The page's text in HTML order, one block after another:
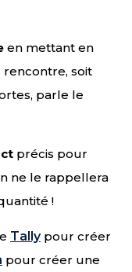
en mettant en
soit
parle le
précis pour
ne le rappellera
!
Tallypour créer
pour créer une